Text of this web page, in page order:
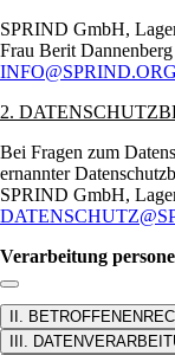
SPRIND GmbH,
Frau Berit
INFO@SPRIND.ORG
2.
Bei Fragen zum
ernannter
SPRIND GmbH,
Verarbeitung
Link zum Abschnitt
II.
III.